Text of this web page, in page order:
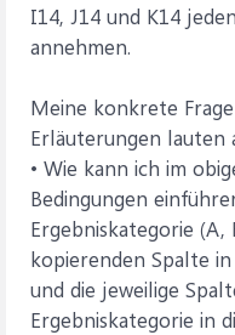
I14, J14 und K14
annehmen.
Meine konkrete
Erläuterungen lauten
• Wie kann ich im
Bedingungen
Ergebniskategorie (A,
kopierenden Spalte
und die jeweilige
Ergebniskategorie in